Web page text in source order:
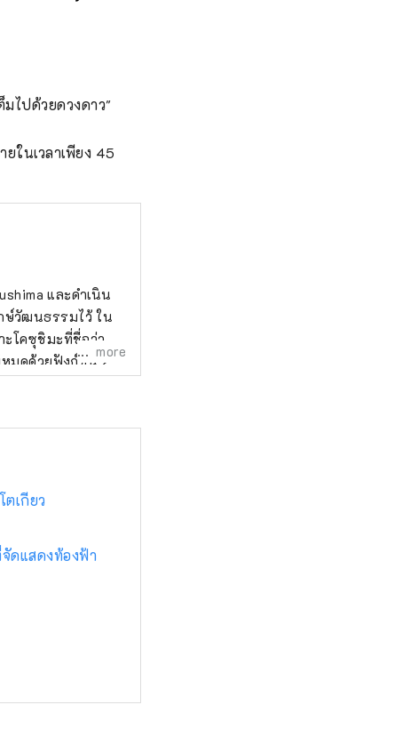
ไปด้วยดวงดาว"
ในเวลาเพียง 45
และดำเนิน
ฒนธรรมไว้ ใน
ะโคซุชิมะที่ชื่อว่า
หมดด้วยฟังก์ชัน 2
ท้จริงของเกาะโคซุ
more
เกียว
ดแสดงท้องฟ้า